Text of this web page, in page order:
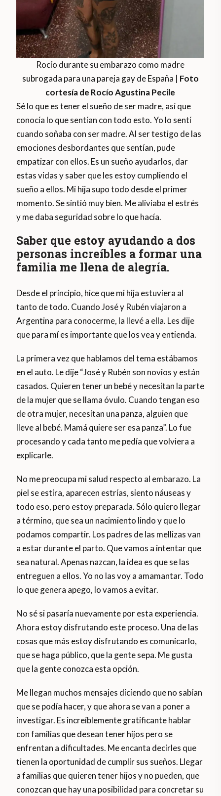
Rocío durante su embarazo como madre
subrogada para una pareja gay de España | Foto
cortesía de Rocío Agustina Pecile
Sé lo que es tener el sueño de ser madre, así que
conocía lo que sentían con todo esto. Yo lo sentí
cuando soñaba con ser madre. Al ser testigo de las
emociones desbordantes que sentían, pude
empatizar con ellos. Es un sueño ayudarlos, dar
estas vidas y saber que les estoy cumpliendo el
sueño a ellos. Mi hija supo todo desde el primer
momento. Se sintió muy bien. Me aliviaba el estrés
y me daba seguridad sobre lo que hacía.
Saber que estoy ayudando a dos
personas increíbles a formar una
familia me llena de alegría.
Desde el principio, hice que mi hija estuviera al
tanto de todo. Cuando José y Rubén viajaron a
Argentina para conocerme, la llevé a ella. Les dije
que para mí es importante que los vea y entienda.
La primera vez que hablamos del tema estábamos
en el auto. Le dije “José y Rubén son novios y están
casados. Quieren tener un bebé y necesitan la parte
de la mujer que se llama óvulo. Cuando tengan eso
de otra mujer, necesitan una panza, alguien que
lleve al bebé. Mamá quiere ser esa panza”. Lo fue
procesando y cada tanto me pedía que volviera a
explicarle.
No me preocupa mi salud respecto al embarazo. La
piel se estira, aparecen estrías, siento náuseas y
todo eso, pero estoy preparada. Sólo quiero llegar
a término, que sea un nacimiento lindo y que lo
podamos compartir. Los padres de las mellizas van
a estar durante el parto. Que vamos a intentar que
sea natural. Apenas nazcan, la idea es que se las
entreguen a ellos. Yo no las voy a amamantar. Todo
lo que genera apego, lo vamos a evitar.
No sé si pasaría nuevamente por esta experiencia.
Ahora estoy disfrutando este proceso. Una de las
cosas que más estoy disfrutando es comunicarlo,
que se haga público, que la gente sepa. Me gusta
que la gente conozca esta opción.
Me llegan muchos mensajes diciendo que no sabían
que se podía hacer, y que ahora se van a poner a
investigar. Es increíblemente gratificante hablar
con familias que desean tener hijos pero se
enfrentan a dificultades. Me encanta decirles que
tienen la oportunidad de cumplir sus sueños. Llegar
a familias que quieren tener hijos y no pueden, que
conozcan que hay una posibilidad para concretar su